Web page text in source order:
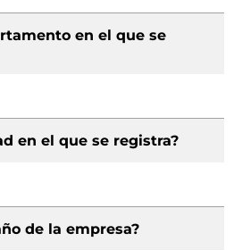
en el que se
en el que se registra?
de la empresa?